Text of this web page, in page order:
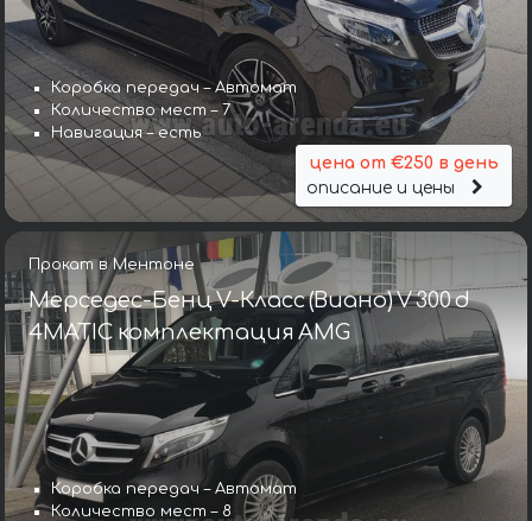
Коробка передач – Автомат
Количество мест – 7
Навигация – есть
цена от €250 в день
описание и цены
Прокат в Ментоне
Мерседес-Бенц V-Класс (Виано) V 300 d
4MATIC комплектация AMG
Коробка передач – Автомат
Количество мест – 8